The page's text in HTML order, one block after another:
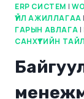
ERP СИСТЕМ |
ҮЙЛ АЖИЛЛАГАА |
ГАРЫН АВЛАГА |
САНХҮҮГИЙН